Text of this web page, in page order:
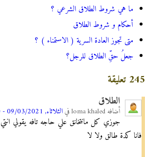
ما هي شروط الطلاق الشرعي ؟
أحكام و شروط الطلاق
متى تجوز العادة السرية ( الاستمناء ) ؟
جعلُ حقِّ الطلاق للرجل؟
245 تعليقة
الطلاق
أضافه loma khaledفيالثلاثاء, 09/03/2021 - 01:00
جوزي كل مانتخانق علي حاجه تافه يقولي
فانا كدة طالق ولا لا